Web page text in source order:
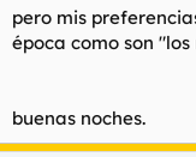
pero mis
época como son
buenas noches.